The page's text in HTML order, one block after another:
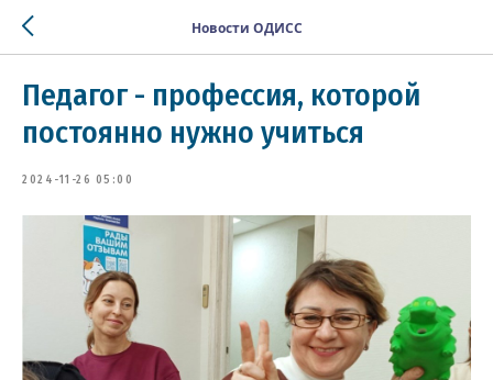
Новости ОДИСС
Педагог - профессия, которой
постоянно нужно учиться
2024-11-26 05:00